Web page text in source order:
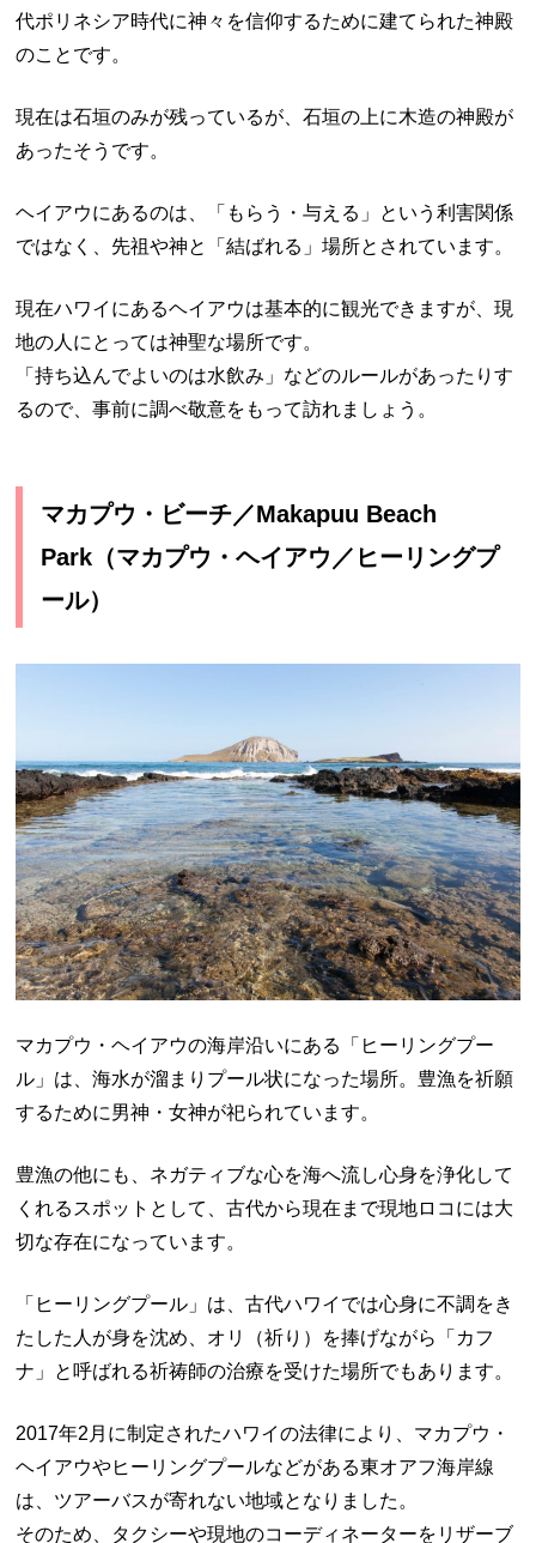
代ポリネシア時代に神々を信仰するために建てられた神殿
のことです。
現在は石垣のみが残っているが、石垣の上に木造の神殿が
あったそうです。
ヘイアウにあるのは、「もらう・与える」という利害関係
ではなく、先祖や神と「結ばれる」場所とされています。
現在ハワイにあるヘイアウは基本的に観光できますが、現
地の人にとっては神聖な場所です。
「持ち込んでよいのは水飲み」などのルールがあったりす
るので、事前に調べ敬意をもって訪れましょう。
マカプウ・ビーチ／Makapuu Beach
Park（マカプウ・ヘイアウ／ヒーリングプ
ール）
マカプウ・ヘイアウの海岸沿いにある「ヒーリングプー
ル」は、海水が溜まりプール状になった場所。豊漁を祈願
するために男神・女神が祀られています。
豊漁の他にも、ネガティブな心を海へ流し心身を浄化して
くれるスポットとして、古代から現在まで現地ロコには大
切な存在になっています。
「ヒーリングプール」は、古代ハワイでは心身に不調をき
たした人が身を沈め、オリ（祈り）を捧げながら「カフ
ナ」と呼ばれる祈祷師の治療を受けた場所でもあります。
2017年2 月に制定されたハワイの法律により、マカプウ・
ヘイアウやヒーリングプールなどがある東オアフ海岸線
は、ツアーバスが寄れない地域となりました。
そのため、タクシーや現地のコーディネーターをリザーブ